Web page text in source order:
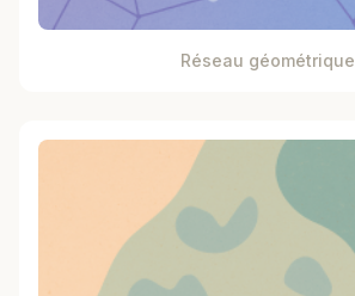
Réseau géométrique